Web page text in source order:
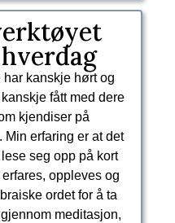
kanskje hørt og
fått med dere
kjendiser på
erfaring er at det
seg opp på kort
oppleves og
ordet for å ta
meditasjon,